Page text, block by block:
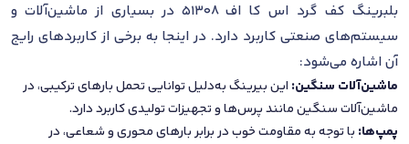
بلبرینگ کف گرد اس کا اف 51308 در بسیاری از ماشین‌آلات و
سیستم‌های صنعتی کاربرد دارد. در اینجا به برخی از کاربردهای رایج
آن اشاره می‌شود:
ماشین‌آلات سنگین: این بیرینگ به‌دلیل توانایی تحمل بارهای ترکیبی، در
ماشین‌آلات سنگین مانند پرس‌ها و تجهیزات تولیدی کاربرد دارد.
پمپ‌ها: با توجه به مقاومت خوب در برابر بارهای محوری و شعاعی، در